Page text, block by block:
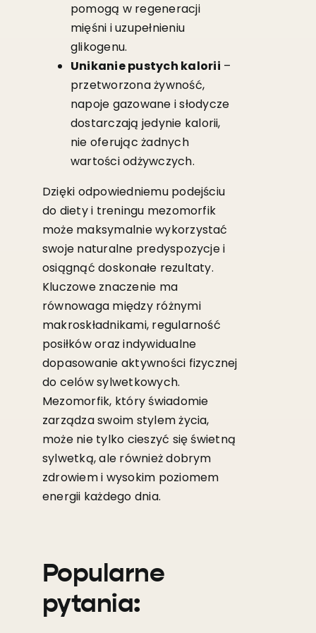
pomogą w regeneracji
mięśni i uzupełnieniu
glikogenu.
Unikanie pustych kalorii –
przetworzona żywność,
napoje gazowane i słodycze
dostarczają jedynie kalorii,
nie oferując żadnych
wartości odżywczych.
Dzięki odpowiedniemu podejściu
do diety i treningu mezomorfik
może maksymalnie wykorzystać
swoje naturalne predyspozycje i
osiągnąć doskonałe rezultaty.
Kluczowe znaczenie ma
równowaga między różnymi
makroskładnikami, regularność
posiłków oraz indywidualne
dopasowanie aktywności fizycznej
do celów sylwetkowych.
Mezomorfik, który świadomie
zarządza swoim stylem życia,
może nie tylko cieszyć się świetną
sylwetką, ale również dobrym
zdrowiem i wysokim poziomem
energii każdego dnia.
Popularne
pytania: